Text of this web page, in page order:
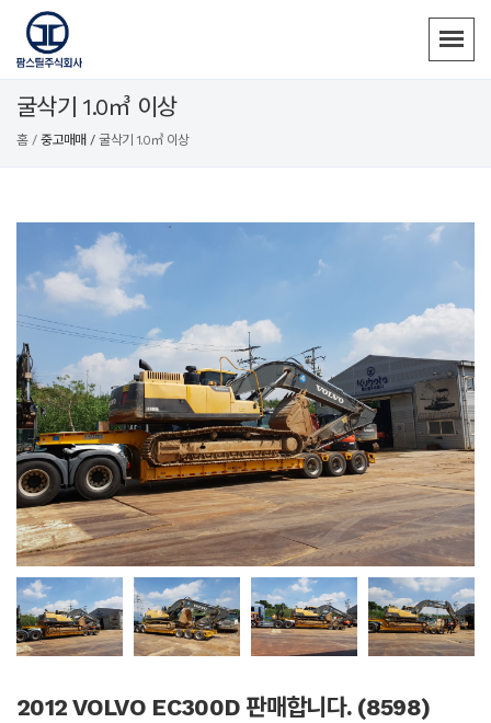
굴삭기 1.0㎥ 이상
홈 / 중고매매 / 굴삭기 1.0㎥ 이상
2012 VOLVO EC300D 판매합니다. (8598)